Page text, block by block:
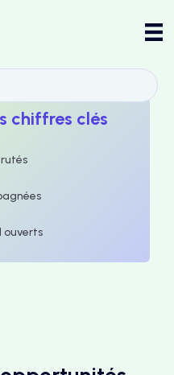
chiffres clés
ouverts